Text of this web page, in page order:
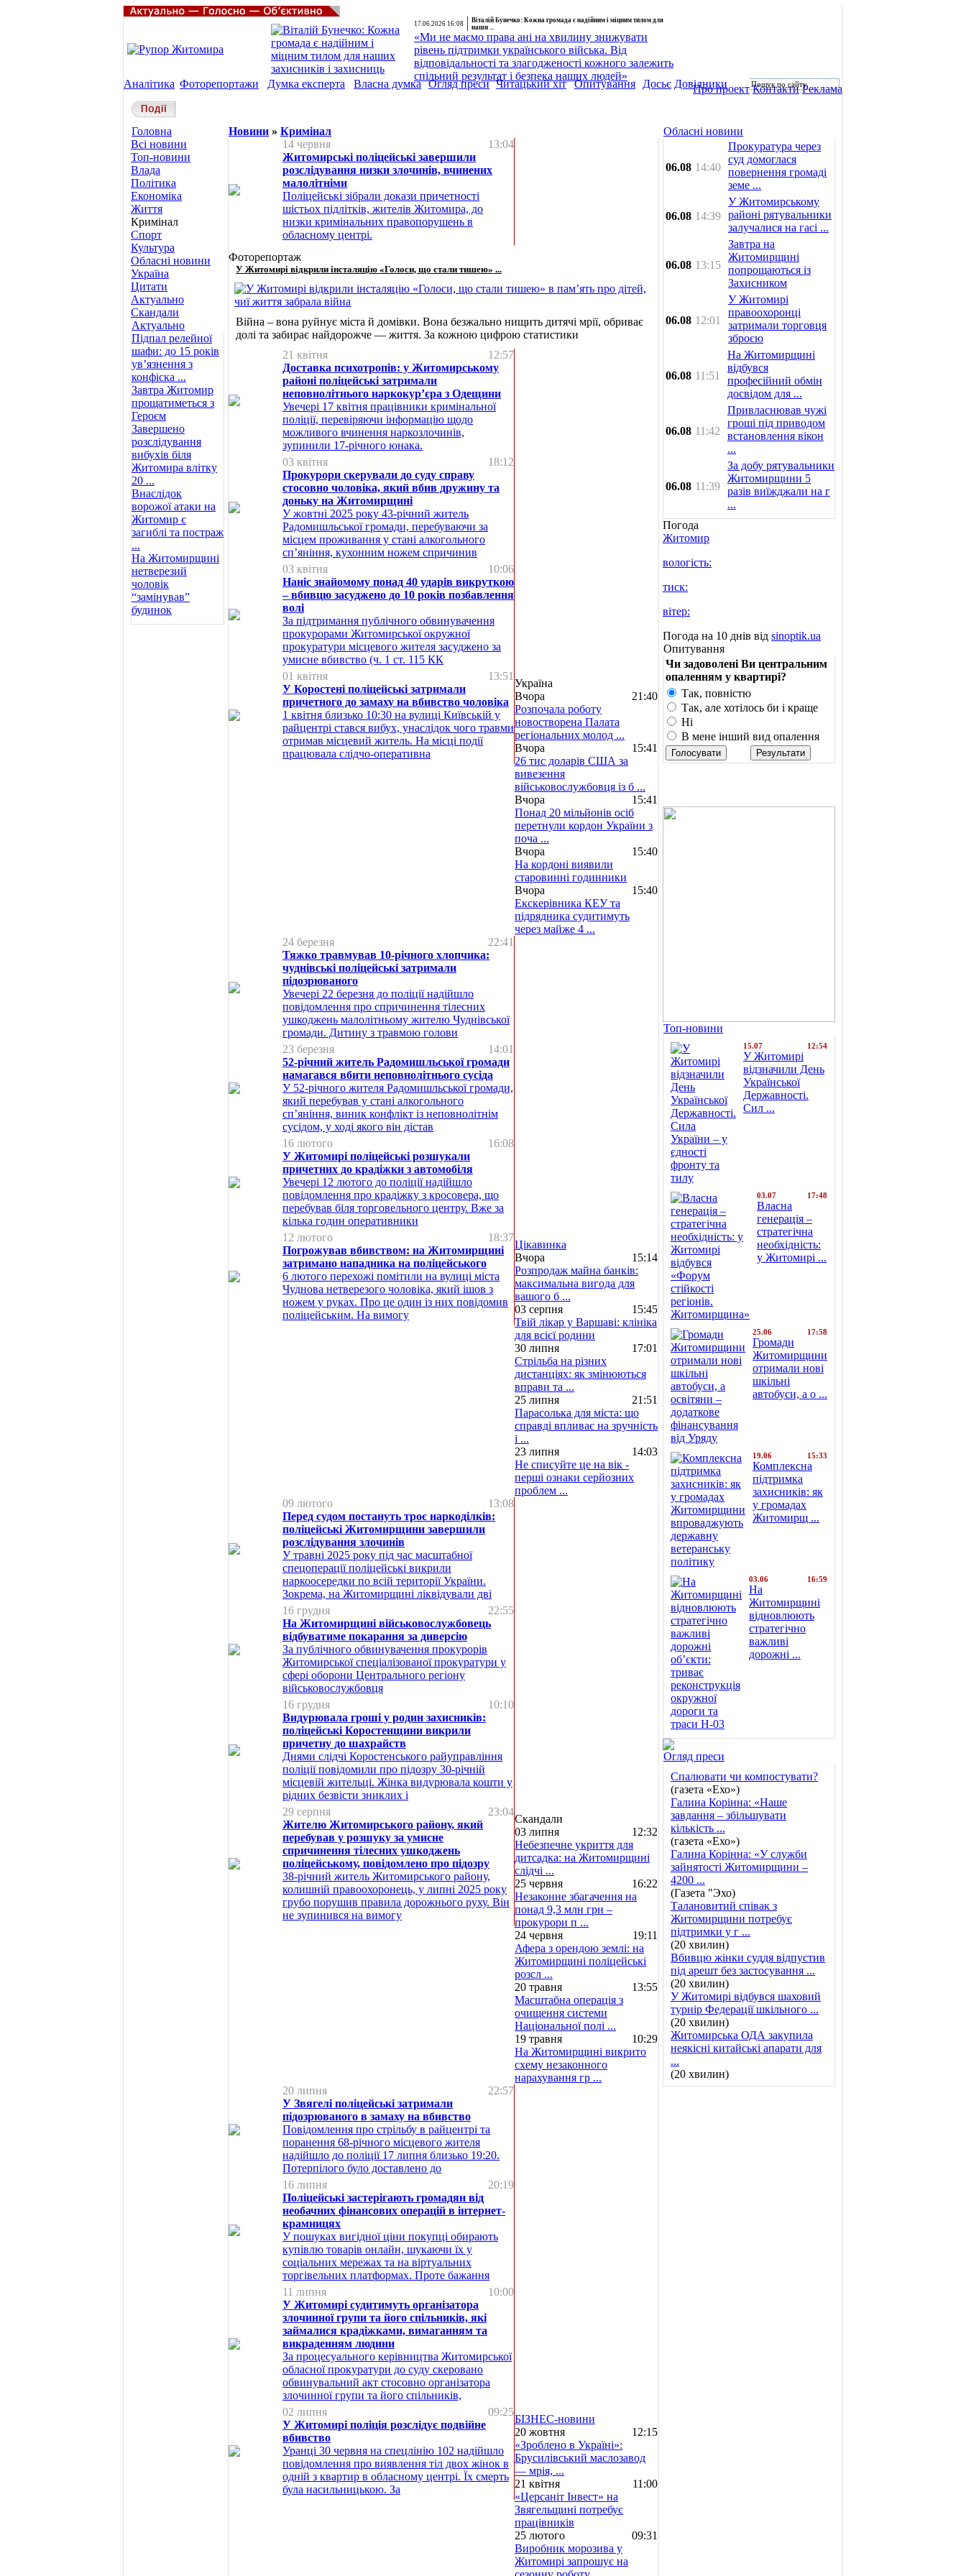
17.06.2026 16:08
Віталій Бунечко: Кожна громада є надійним і міцним тилом для
наши ...
«Ми не маємо права ані на хвилину знижувати
рівень підтримки українського війська. Від
відповідальності та злагодженості кожного залежить
спільний результат і безпека наших людей»
Про проект Контакти Реклама
Аналітика Фоторепортажи Думка експерта Власна думка Огляд преси Читацький хіт Опитування Досьє Довідники
Головна
Всі новини
Топ-новини
Влада
Політика
Економіка
Життя
Кримінал
Спорт
Культура
Обласні новини
Україна
Цитати
Актуально
Скандали
Актуально
Підпал релейної
шафи: до 15 років
ув’язнення з
конфіска ...
Завтра Житомир
прощатиметься з
Героєм
Завершено
розслідування
вибухів біля
Житомира влітку
20 ...
Внаслідок
ворожої атаки на
Житомир є
загиблі та постраж
...
На Житомирщині
нетверезий
чоловік
“замінував”
будинок
Новини » Кримінал
14 червня
13:04
Житомирські поліцейські завершили
розслідування низки злочинів, вчинених
малолітніми
Поліцейські зібрали докази причетності
шістьох підлітків, жителів Житомира, до
низки кримінальних правопорушень в
обласному центрі.
Фоторепортаж
У Житомирі відкрили інсталяцію «Голоси, що стали тишею» ...
Війна – вона руйнує міста й домівки. Вона безжально нищить дитячі мрії, обриває
долі та забирає найдорожче — життя. За кожною цифрою статистики
21 квітня
12:57
Доставка психотропів: у Житомирському
районі поліцейські затримали
неповнолітнього наркокур’єра з Одещини
Увечері 17 квітня працівники кримінальної
поліції, перевіряючи інформацію щодо
можливого вчинення наркозлочинів,
зупинили 17-річного юнака.
03 квітня
18:12
Прокурори скерували до суду справу
стосовно чоловіка, який вбив дружину та
доньку на Житомирщині
У жовтні 2025 року 43-річний житель
Радомишльської громади, перебуваючи за
місцем проживання у стані алкогольного
сп’яніння, кухонним ножем спричинив
03 квітня
10:06
Наніс знайомому понад 40 ударів викруткою
– вбивцю засуджено до 10 років позбавлення
волі
За підтримання публічного обвинувачення
прокурорами Житомирської окружної
прокуратури місцевого жителя засуджено за
умисне вбивство (ч. 1 ст. 115 КК
01 квітня
13:51
У Коростені поліцейські затримали
причетного до замаху на вбивство чоловіка
1 квітня близько 10:30 на вулиці Київській у
райцентрі стався вибух, унаслідок чого травми
отримав місцевий житель. На місці події
працювала слідчо-оперативна
Україна
Вчора
21:40
Розпочала роботу
новостворена Палата
регіональних молод ...
Вчора
15:41
26 тис доларів США за
вивезення
військовослужбовця із б ...
Вчора
15:41
Понад 20 мільйонів осіб
перетнули кордон України з
поча ...
Вчора
15:40
На кордоні виявили
старовинні годинники
Вчора
15:40
Екскерівника КЕУ та
підрядника судитимуть
через майже 4 ...
24 березня
22:41
Тяжко травмував 10-річного хлопчика:
чуднівські поліцейські затримали
підозрюваного
Увечері 22 березня до поліції надійшло
повідомлення про спричинення тілесних
ушкоджень малолітньому жителю Чуднівської
громади. Дитину з травмою голови
23 березня
14:01
52-річний житель Радомишльської громади
намагався вбити неповнолітнього сусіда
У 52-річного жителя Радомишльської громади,
який перебував у стані алкогольного
сп’яніння, виник конфлікт із неповнолітнім
сусідом, у ході якого він дістав
16 лютого
16:08
У Житомирі поліцейські розшукали
причетних до крадіжки з автомобіля
Увечері 12 лютого до поліції надійшло
повідомлення про крадіжку з кросовера, що
перебував біля торговельного центру. Вже за
кілька годин оперативники
12 лютого
18:37
Погрожував вбивством: на Житомирщині
затримано нападника на поліцейського
6 лютого перехожі помітили на вулиці міста
Чуднова нетверезого чоловіка, який ішов з
ножем у руках. Про це один із них повідомив
поліцейським. На вимогу
Цікавинка
Вчора
15:14
Розпродаж майна банків:
максимальна вигода для
вашого б ...
03 серпня
15:45
Твій лікар у Варшаві: клініка
для всієї родини
30 липня
17:01
Стрільба на різних
дистанціях: як змінюються
вправи та ...
25 липня
21:51
Парасолька для міста: що
справді впливає на зручність
і ...
23 липня
14:03
Не списуйте це на вік -
перші ознаки серйозних
проблем ...
09 лютого
13:08
Перед судом постануть троє наркоділків:
поліцейські Житомирщини завершили
розслідування злочинів
У травні 2025 року під час масштабної
спецоперації поліцейські викрили
наркоосередки по всій території України.
Зокрема, на Житомирщині ліквідували дві
16 грудня
22:55
На Житомирщині військовослужбовець
відбуватиме покарання за диверсію
За публічного обвинувачення прокурорів
Житомирської спеціалізованої прокуратури у
сфері оборони Центрального регіону
військовослужбовця
16 грудня
10:10
Видурювала гроші у родин захисників:
поліцейські Коростенщини викрили
причетну до шахрайств
Днями слідчі Коростенського райуправління
поліції повідомили про підозру 30-річній
місцевій жительці. Жінка видурювала кошти у
рідних безвісти зниклих і
29 серпня
23:04
Жителю Житомирського району, який
перебував у розшуку за умисне
спричинення тілесних ушкоджень
поліцейському, повідомлено про підозру
38-річний житель Житомирського району,
колишній правоохоронець, у липні 2025 року
грубо порушив правила дорожнього руху. Він
не зупинився на вимогу
Скандали
03 липня
12:32
Небезпечне укриття для
дитсадка: на Житомирщині
слідчі ...
25 червня
16:22
Незаконне збагачення на
понад 9,3 млн грн –
прокурори п ...
24 червня
19:11
Афера з орендою землі: на
Житомирщині поліцейські
розсл ...
20 травня
13:55
Масштабна операція з
очищення системи
Національної полі ...
19 травня
10:29
На Житомирщині викрито
схему незаконного
нарахування гр ...
20 липня
22:57
У Звягелі поліцейські затримали
підозрюваного в замаху на вбивство
Повідомлення про стрільбу в райцентрі та
поранення 68-річного місцевого жителя
надійшло до поліції 17 липня близько 19:20.
Потерпілого було доставлено до
16 липня
20:19
Поліцейські застерігають громадян від
необачних фінансових операцій в інтернет-
крамницях
У пошуках вигідної ціни покупці обирають
купівлю товарів онлайн, шукаючи їх у
соціальних мережах та на віртуальних
торгівельних платформах. Проте бажання
11 липня
10:00
У Житомирі судитимуть організатора
злочинної групи та його спільників, які
займалися крадіжками, вимаганням та
викраденням людини
За процесуального керівництва Житомирської
обласної прокуратури до суду скеровано
обвинувальний акт стосовно організатора
злочинної групи та його спільників,
02 липня
09:25
У Житомирі поліція розслідує подвійне
вбивство
Уранці 30 червня на спецлінію 102 надійшло
повідомлення про виявлення тіл двох жінок в
одній з квартир в обласному центрі. Їх смерть
була насильницькою. За
БІЗНЕС-новини
20 жовтня
12:15
«Зроблено в Україні»:
Брусилівський маслозавод
— мрія, ...
21 квітня
11:00
«Церсаніт Інвест» на
Звягельщині потребує
працівників
25 лютого
09:31
Виробник морозива у
Житомирі запрошує на
Обласні новини
06.08 14:40
Прокуратура через
суд домоглася
повернення громаді
земе ...
06.08 14:39
У Житомирському
районі рятувальники
залучалися на гасі ...
06.08 13:15
Завтра на
Житомирщині
попрощаються із
Захисником
06.08 12:01
У Житомирі
правоохоронці
затримали торговця
зброєю
06.08 11:51
На Житомирщині
відбувся
професійний обмін
досвідом для ...
06.08 11:42
Привласнював чужі
гроші під приводом
встановлення вікон
...
06.08 11:39
За добу рятувальники
Житомирщини 5
разів виїжджали на г
...
Погода
Житомир
вологість:
тиск:
вітер:
Погода на 10 днів від sinoptik.ua
Опитування
Чи задоволені Ви центральним
опаленням у квартирі?
Так, повністю
Так, але хотілось би і краще
Ні
В мене інший вид опалення
Топ-новини
15.07 12:54
У Житомирі
відзначили День
Української
Державності.
Сил ...
03.07 17:48
Власна
генерація –
стратегічна
необхідність:
у Житомирі ...
25.06 17:58
Громади
Житомирщини
отримали нові
шкільні
автобуси, а о ...
19.06 15:33
Комплексна
підтримка
захисників: як
у громадах
Житомирщ ...
03.06 16:59
На
Житомирщині
відновлюють
стратегічно
важливі
дорожні ...
Огляд преси
Спалювати чи компостувати?
(газета «Ехо»)
Галина Корінна: «Наше
завдання – збільшувати
кількість ...
(газета «Ехо»)
Галина Корінна: «У служби
зайнятості Житомирщини –
4200 ...
(Газета "Эхо)
Талановитий співак з
Житомирщини потребує
підтримки у г ...
(20 хвилин)
Вбивцю жінки суддя відпустив
під арешт без застосування ...
(20 хвилин)
У Житомирі відбувся шаховий
турнір Федерації шкільного ...
(20 хвилин)
Житомирська ОДА закупила
неякісні китайські апарати для
...
(20 хвилин)